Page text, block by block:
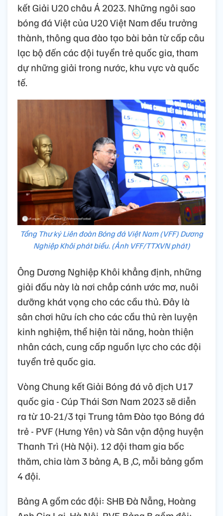
kết Giải U20 châu Á 2023. Những ngôi sao
bóng đá Việt của U20 Việt Nam đều trưởng
thành, thông qua đào tạo bài bản từ cấp câu
lạc bộ đến các đội tuyển trẻ quốc gia, tham
dự những giải trong nước, khu vực và quốc
tế.
Tổng Thư ký Liên đoàn Bóng đá Việt Nam (VFF) Dương
Nghiệp Khôi phát biểu. (Ảnh VFF/TTXVN phát)
Ông Dương Nghiệp Khôi khẳng định, những
giải đấu này là nơi chắp cánh ước mơ, nuôi
dưỡng khát vọng cho các cầu thủ. Đây là
sân chơi hữu ích cho các cầu thủ rèn luyện
kinh nghiệm, thể hiện tài năng, hoàn thiện
nhân cách, cung cấp nguồn lực cho các đội
tuyển trẻ quốc gia.
Vòng Chung kết Giải Bóng đá vô địch U17
quốc gia - Cúp Thái Sơn Nam 2023 sẽ diễn
ra từ 10-21/3 tại Trung tâm Đào tạo Bóng đá
trẻ - PVF (Hưng Yên) và Sân vận động huyện
Thanh Trì (Hà Nội). 12 đội tham gia bốc
thăm, chia làm 3 bảng A, B ,C, mỗi bảng gồm
4 đội.
Bảng A gồm các đội: SHB Đà Nẵng, Hoàng